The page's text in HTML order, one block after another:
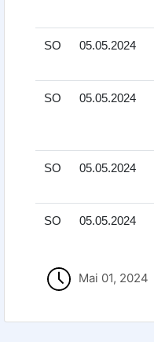
SO 05.05.2024
SO 05.05.2024
SO 05.05.2024
SO 05.05.2024
Mai 01, 2024